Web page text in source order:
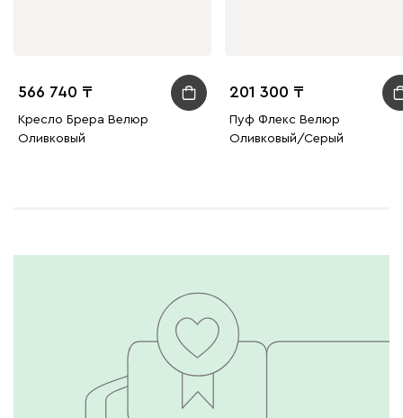
566 740
Кресло Брера Велюр
Оливковый
201 300
Пуф Флекс Велюр
Оливковый/Серый